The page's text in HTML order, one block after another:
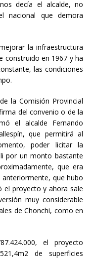
decía el alcalde, no
nacional que demora
la infraestructura
construido en 1967 y ha
las condiciones
la Comisión Provincial
del convenio o de la
el alcalde Fernando
que permitirá al
poder licitar la
por un monto bastante
que era
que hubo
el proyecto y ahora sale
muy considerable
de Chonchi, como en
el proyecto
de superficies